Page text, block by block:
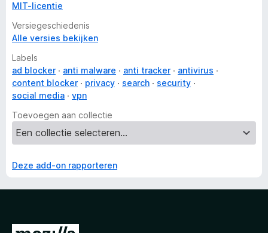
MIT-licentie
Versiegeschiedenis
Alle versies bekijken
Labels
ad blocker
anti malware anti tracker
antivirus
content blocker
privacy search
security
social media
vpn
Toevoegen aan collectie
Deze add-on rapporteren